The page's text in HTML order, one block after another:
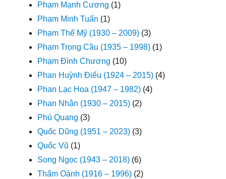
Phạm Mạnh Cương (1)
Phạm Minh Tuấn (1)
Phạm Thế Mỹ (1930 – 2009) (3)
Phạm Trọng Cầu (1935 – 1998) (1)
Phạm Đình Chương (10)
Phan Huỳnh Điểu (1924 – 2015) (4)
Phan Lạc Hoa (1947 – 1982) (4)
Phan Nhân (1930 – 2015) (2)
Phú Quang (3)
Quốc Dũng (1951 – 2023) (3)
Quốc Vũ (1)
Song Ngọc (1943 – 2018) (6)
Thẩm Oánh (1916 – 1996) (2)